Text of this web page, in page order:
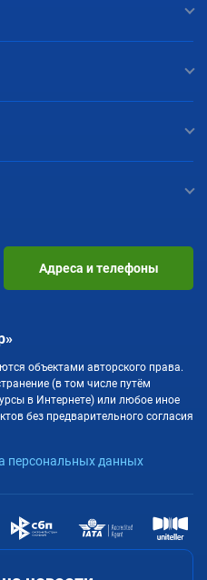
объектами авторского права.
(в том числе путём
в Интернете) или любое иное
без предварительного согласия
персональных данных
Адреса и телефоны